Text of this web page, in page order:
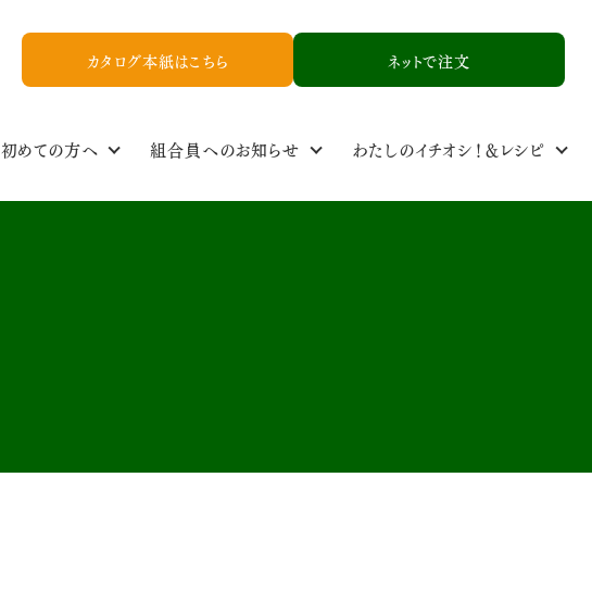
カタログ本紙はこちら ネットで注文
初めての方へ 組合員へのお知らせ わたしのイチオシ！＆レシピ